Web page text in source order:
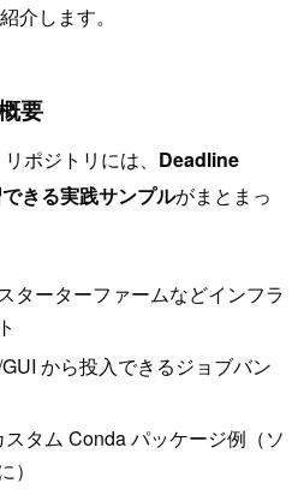
介します。
要
リポジトリには、 Deadline
きる実践サンプルがまとまっ
ターターファームなどインフラ
から投入できるジョブバン
タム Conda パッケージ例（ソ